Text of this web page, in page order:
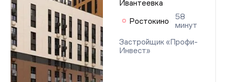
Ивантеевка
Ростокино
58
минут
Застройщик «Профи-
Инвест»